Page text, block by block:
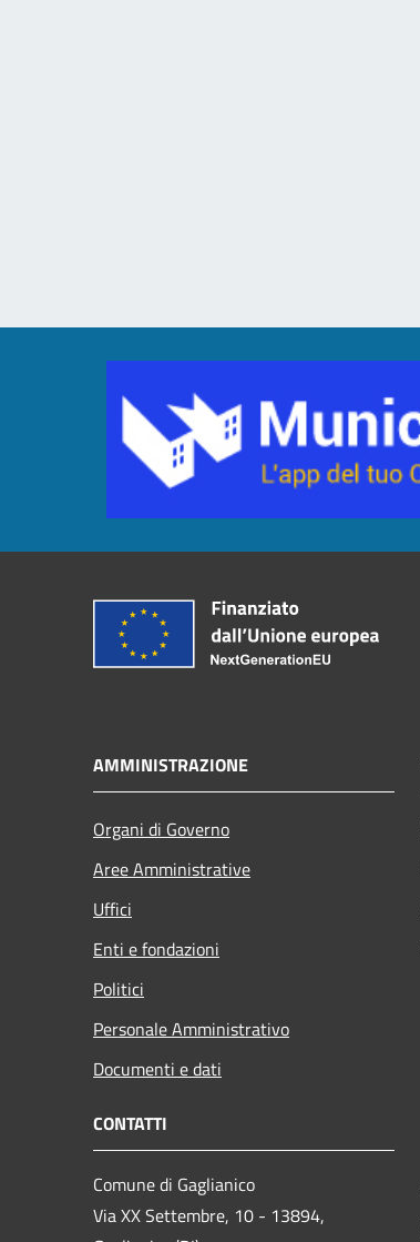
AMMINISTRAZIONE
Organi di Governo
Aree Amministrative
Uffici
Enti e fondazioni
Politici
Personale Amministrativo
Documenti e dati
CONTATTI
Comune di Gaglianico
Via XX Settembre, 10 - 13894,